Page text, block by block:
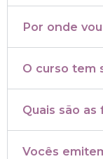
Por onde
O curso tem
Quais são
Vocês